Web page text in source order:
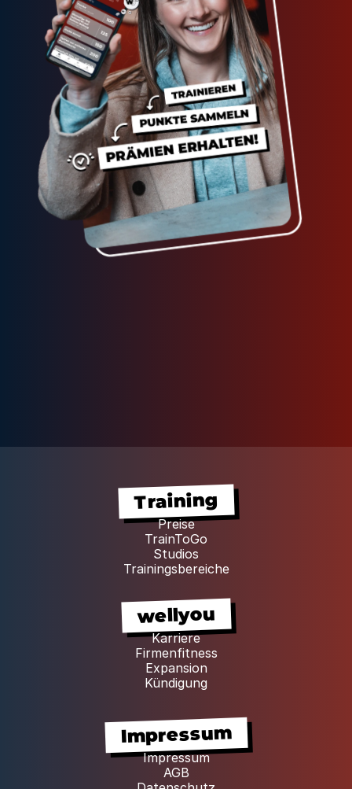
Training
Preise
TrainToGo
Studios
Trainingsbereiche
wellyou
Karriere
Firmenfitness
Expansion
Kündigung
Impressum
Impressum
AGB